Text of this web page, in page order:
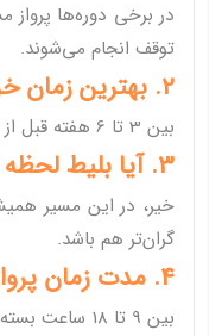
در برخی دوره‌ها پرواز
توقف انجام می‌شوند.
2. بهترین زمان خرید بلیط چه موقع است؟
بین 3 تا 6 هفته قبل از سفر، بهترین بازه برای خرید است.
3. آیا بلیط لحظه آخری همیشه ارزان‌تر است؟
خیر، در این مسیر
گران‌تر هم باشد.
4. مدت زمان پرواز چقدر است؟
بین 9 تا 18 ساعت بسته به نوع مسیر و توقف‌ها.